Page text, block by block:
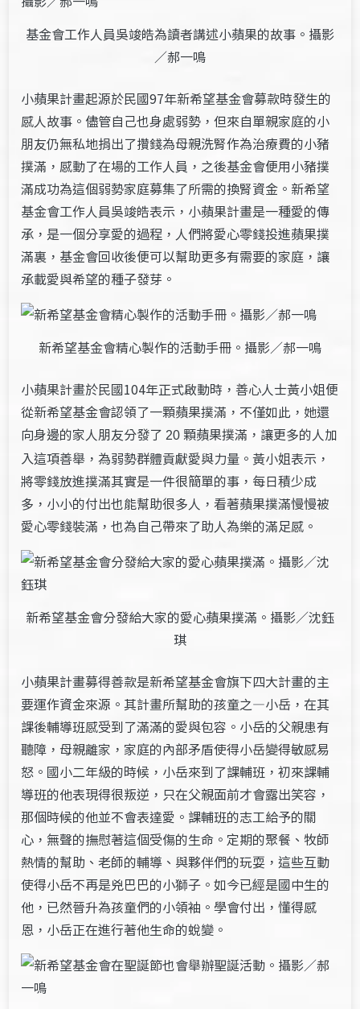
基金會工作人員吳竣皓為讀者講述小蘋果的故事。攝影
／郝一鳴
小蘋果計畫起源於民國97年新希望基金會募款時發生的
感人故事。儘管自己也身處弱勢，但來自單親家庭的小
朋友仍無私地捐出了攢錢為母親洗腎作為治療費的小豬
撲滿，感動了在場的工作人員，之後基金會便用小豬撲
滿成功為這個弱勢家庭募集了所需的換腎資金。新希望
基金會工作人員吳竣皓表示，小蘋果計畫是一種愛的傳
承，是一個分享愛的過程，人們將愛心零錢投進蘋果撲
滿裏，基金會回收後便可以幫助更多有需要的家庭，讓
承載愛與希望的種子發芽。
新希望基金會精心製作的活動手冊。攝影／郝一鳴
小蘋果計畫於民國104年正式啟動時，善心人士黃小姐便
從新希望基金會認領了一顆蘋果撲滿，不僅如此，她還
向身邊的家人朋友分發了20 顆蘋果撲滿，讓更多的人加
入這項善舉，為弱勢群體貢獻愛與力量。黃小姐表示，
將零錢放進撲滿其實是一件很簡單的事，每日積少成
多，小小的付出也能幫助很多人，看著蘋果撲滿慢慢被
愛心零錢裝滿，也為自己帶來了助人為樂的滿足感。
新希望基金會分發給大家的愛心蘋果撲滿。攝影／沈鈺
琪
小蘋果計畫募得善款是新希望基金會旗下四大計畫的主
要運作資金來源。其計畫所幫助的孩童之—小岳，在其
課後輔導班感受到了滿滿的愛與包容。小岳的父親患有
聽障，母親離家，家庭的內部矛盾使得小岳變得敏感易
怒。國小二年級的時候，小岳來到了課輔班，初來課輔
導班的他表現得很叛逆，只在父親面前才會露出笑容，
那個時候的他並不會表達愛。課輔班的志工給予的關
心，無聲的撫慰著這個受傷的生命。定期的聚餐、牧師
熱情的幫助、老師的輔導、與夥伴們的玩耍，這些互動
使得小岳不再是兇巴巴的小獅子。如今已經是國中生的
他，已然晉升為孩童們的小領袖。學會付出，懂得感
恩，小岳正在進行著他生命的蛻變。